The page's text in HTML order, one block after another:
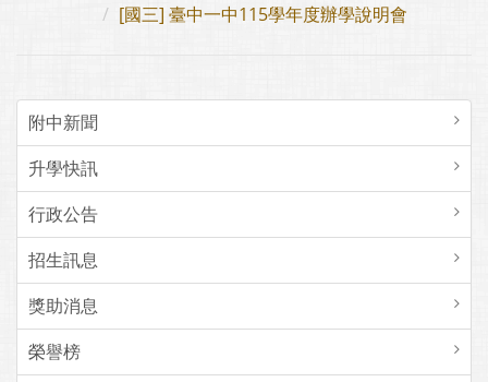
[國三] 臺中一中115學年度辦學說明會
附中新聞
升學快訊
行政公告
招生訊息
獎助消息
榮譽榜